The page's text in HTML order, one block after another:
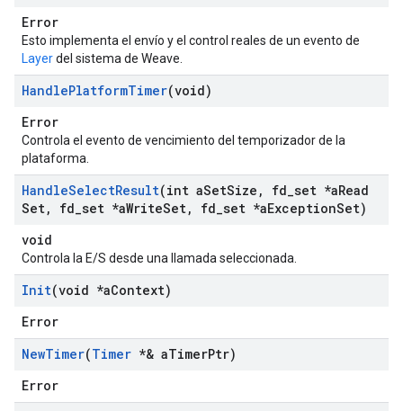
Error
Esto implementa el envío y el control reales de un evento de
Layerdel sistema de Weave.
HandlePlatformTimer(void)
Error
Controla el evento de vencimiento del temporizador de la
plataforma.
HandleSelectResult(int aSetSize , fd set *aRead
Set, fd set *aWriteSet, fd set *aExceptionSet)
void
Controla la E/S desde una llamada seleccionada.
Init(void *aContext)
Error
NewTimer(Timer *& aTimerPtr)
Error